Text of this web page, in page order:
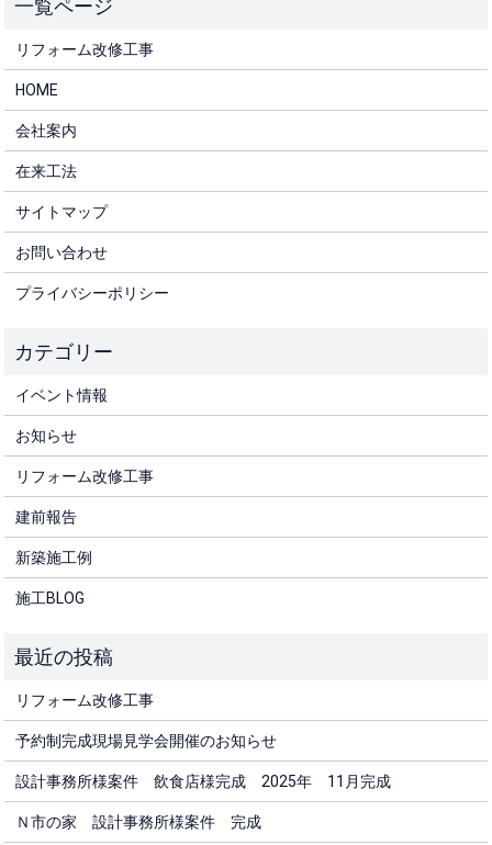
リフォーム改修工事
HOME
会社案内
在来工法
サイトマップ
お問い合わせ
プライバシーポリシー
イベント情報
お知らせ
リフォーム改修工事
建前報告
新築施工例
施工BLOG
リフォーム改修工事
予約制完成現場見学会開催のお知らせ
設計事務所様案件 飲食店様完成 2025年 11月完成
Ｎ市の家 設計事務所様案件 完成